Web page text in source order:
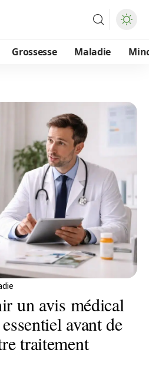
Grossesse Maladie
un avis médical
avant de
traitement